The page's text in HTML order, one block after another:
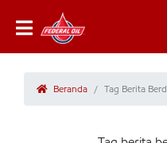
Beranda Tag Berita